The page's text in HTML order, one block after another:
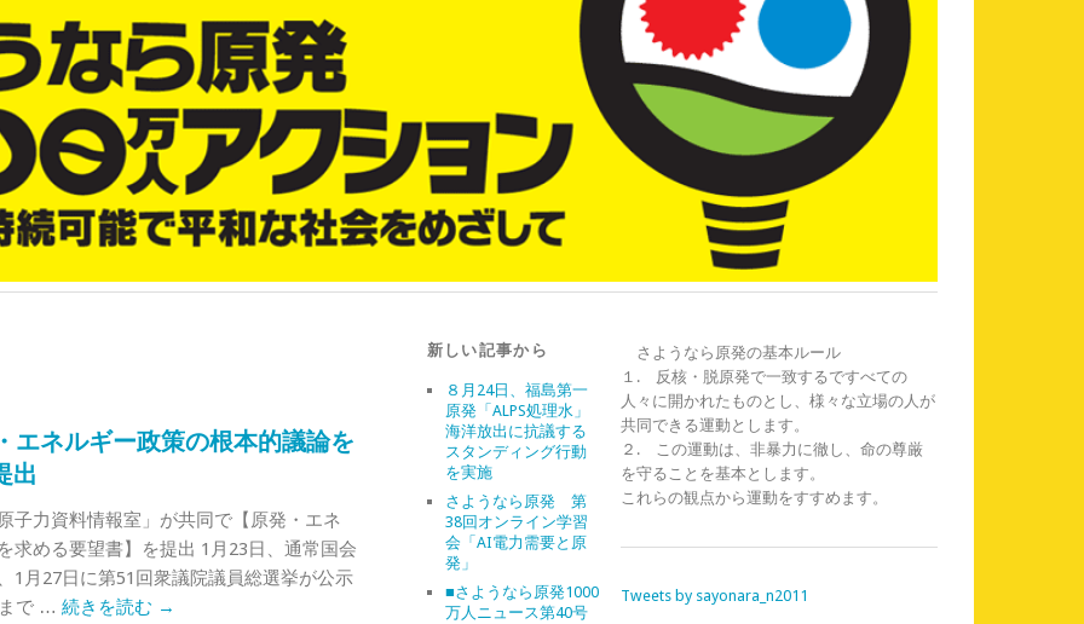
ネルギー政策の根本的議論を
出
子力資料情報室」が共同で【原発・エネ
求める要望書】を提出 1月23日、通常国会
1月27日に第51回衆議院議員総選挙が公示
で … 続きを読む →
新しい記事から
８月24日、福島第一
原発「ALPS処理水」
海洋放出に抗議する
スタンディング行動
を実施
さようなら原発 第
38回オンライン学習
会「AI電力需要と原
発」
■さようなら原発1000
万人ニュース第40号
さようなら原発の基本ルール
１. 反核・脱原発で一致するですべての
人々に開かれたものとし、様々な立場の人が
共同できる運動とします。
２. この運動は、非暴力に徹し、命の尊厳
を守ることを基本とします。
これらの観点から運動をすすめます。
Tweets by sayonara_n2011